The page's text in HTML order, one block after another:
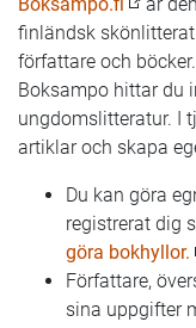
finländsk
författare och
Boksampo hittar du
ungdomslitteratur. I
artiklar och skapa
Du kan göra
registrerat dig
göra bokhyllor.
Författare,
sina uppgifter